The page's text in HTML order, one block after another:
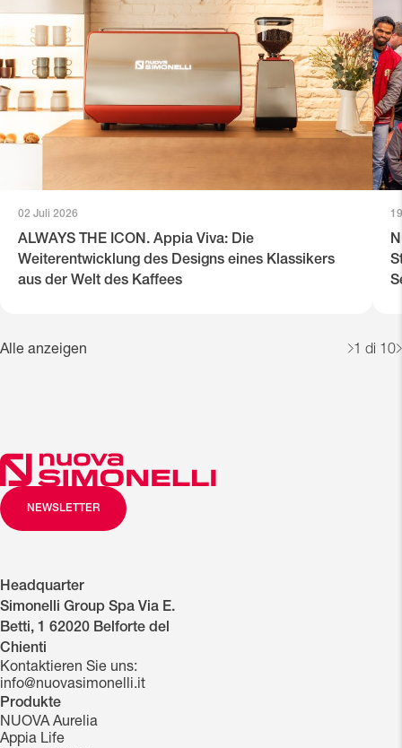
Alle anzeigen 1 di 10
02 Juli 2026
ALWAYS THE ICON. Appia Viva: Die
Weiterentwicklung des Designs eines Klassikers
aus der Welt des Kaffees
NEWSLETTER
Headquarter
Simonelli Group Spa Via E.
Betti, 1 62020 Belforte del
Chienti
Kontaktieren Sie uns:
info@nuovasimonelli.it
Produkte
NUOVA Aurelia
Appia Life